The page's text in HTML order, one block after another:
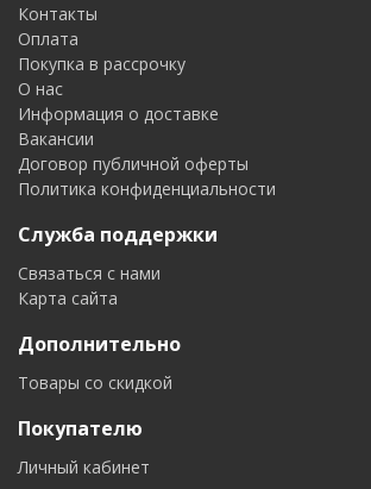
Контакты
Оплата
Покупка в рассрочку
О нас
Информация о доставке
Вакансии
Договор публичной оферты
Политика конфиденциальности
Служба поддержки
Связаться с нами
Карта сайта
Дополнительно
Товары со скидкой
Покупателю
Личный кабинет